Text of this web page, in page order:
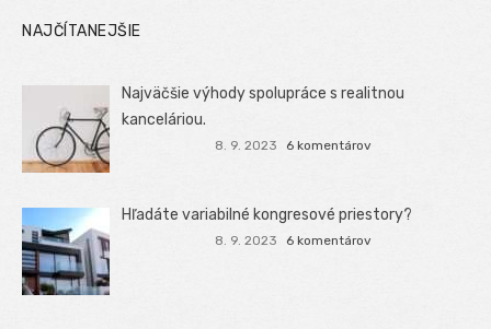
NAJČÍTANEJŠIE
Najväčšie výhody spolupráce s realitnou
kanceláriou.
8. 9. 2023 6 komentárov
Hľadáte variabilné kongresové priestory?
8. 9. 2023 6 komentárov